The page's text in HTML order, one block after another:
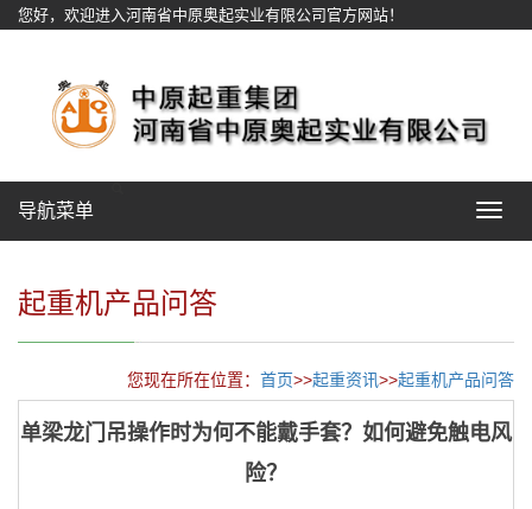
您好，欢迎进入河南省中原奥起实业有限公司官方网站！
Toggle
导航菜单
起重机产品问答
您现在所在位置： 首页>>起重资讯>>起重机产品问答
单梁龙门吊操作时为何不能戴手套？如何避免触电风
险？